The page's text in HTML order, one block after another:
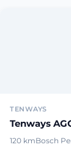
TENWAYS
Tenways
120 kmBosch